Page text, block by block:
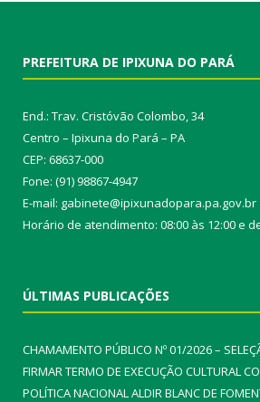
PREFEITURA DE IPIXUNA DO PARÁ
End.: Trav. Cristóvão Colombo, 34
Centro – Ipixuna do Pará – PA
CEP: 68637-000
Fone: (91) 98867-4947
E-mail: gabinete@ipixunadopara.pa.gov.br
Horário de atendimento: 08:00 às 12:00 e
ÚLTIMAS PUBLICAÇÕES
CHAMAMENTO PÚBLICO Nº 01/2026 –
FIRMAR TERMO DE EXECUÇÃO CULTURAL
POLÍTICA NACIONAL ALDIR BLANC DE